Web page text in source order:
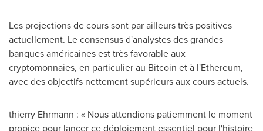
Les projections de cours sont par ailleurs très positives
actuellement. Le consensus d'analystes des grandes
banques américaines est très favorable aux
cryptomonnaies, en particulier au Bitcoin et à l'Ethereum,
avec des objectifs nettement supérieurs aux cours actuels.
thierry Ehrmann : « Nous attendions patiemment le moment
propice pour lancer ce déploiement essentiel pour l'histoire